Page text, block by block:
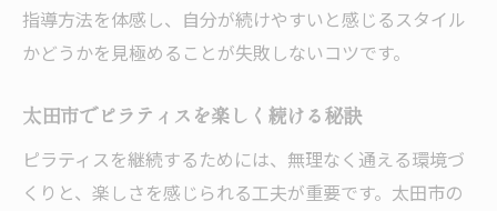
指導方法を体感し、自分が続けやすいと感じるスタイル
かどうかを見極めることが失敗しないコツです。
太田市でピラティスを楽しく続ける秘訣
ピラティスを継続するためには、無理なく通える環境づ
くりと、楽しさを感じられる工夫が重要です。太田市の